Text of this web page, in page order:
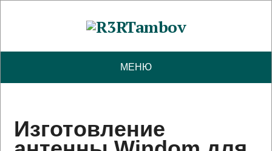
МЕНЮ
Изготовление